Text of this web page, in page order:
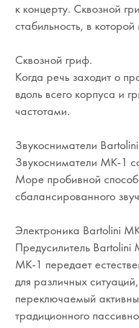
к концерту. Сквозной
стабильность, в
Сквозной гриф.
Когда речь заходит о
вдоль всего корпуса и
частотами.
Звукосниматели
Звукосниматели MK-1
Море пробивной
сбалансированного
Электроника Bartolini
Предусилитель
MK-1 передает
для различных
переключаемый
традиционного